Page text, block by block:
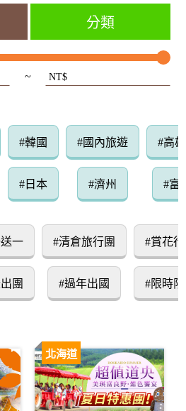
分類
~ NT$
#韓國
#日本
#國內旅遊
#濟州
#高
#富
一
團
#清倉旅行團
#過年出國
#賞花
#限時
北海道